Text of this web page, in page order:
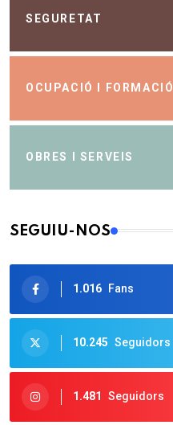
SEGURETAT
OCUPACIÓ I FORMACIÓ
OBRES I SERVEIS
SEGUIU-NOS
1.016 Fans
10.245 Seguidors
1.481 Seguidors